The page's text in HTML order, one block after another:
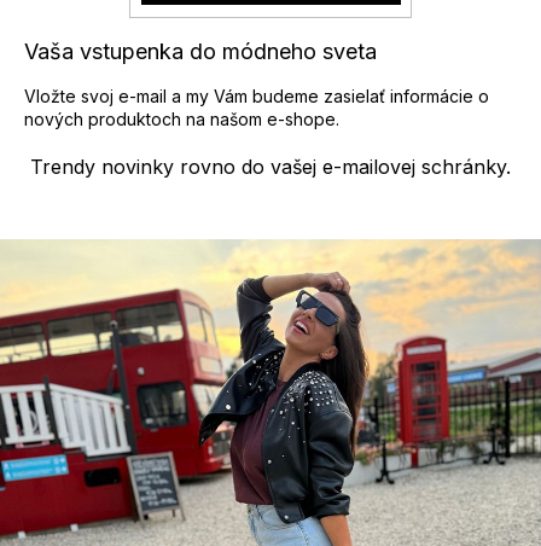
Trendy novinky rovno do vašej e-mailovej schránky.
Vaša vstupenka do módneho sveta
Vložte svoj e-mail a my Vám budeme zasielať informácie o
nových produktoch na našom e-shope.